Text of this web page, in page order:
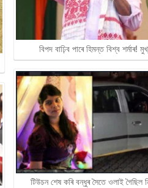
বিপদ বাঢ়িব পাৰে হিমন্ত বিশ্ব শৰ্মাৰ!
টিউচন শেষ কৰি বন্ধুৰ সৈতে ওলাই গৈছিল